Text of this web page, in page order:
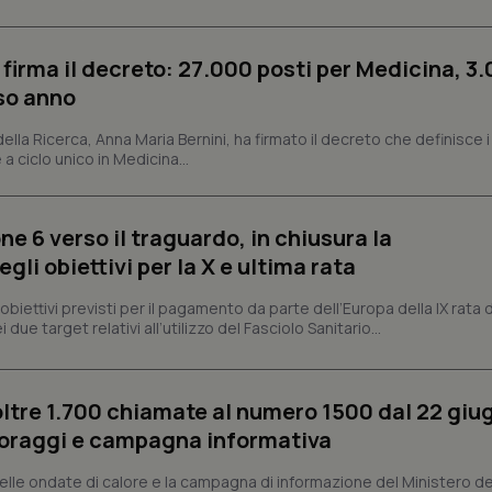
il decreto: 27.000 posti per Medicina,
anno
Ricerca, Anna Maria Bernini, ha firmato il decreto che definisce
ciclo unico in Medicina...
6 verso il traguardo, in chiusura la
obiettivi per la X e ultima rata
previsti per il pagamento da parte dell’Europa della IX rata
target relativi all’utilizzo del Fasciolo Sanitario...
1.700 chiamate al numero 1500 dal 22
e campagna informativa
ondate di calore e la campagna di informazione del Ministero
PHP.net
Sessione
Cookie generato da applicazioni
linguaggio PHP. Si tratta di un
utilizzato può essere specifico
Fornitore/
Dominio
Scadenza Descrizione
mese
lo stato della sessione.
Fornitore/Dominio Scadenza
Descrizione
Google LLC
5 mesi 4
Questo cookie è impostato da Youtube
nei siti; può anche determinare se il
.youtube.com
5 mesi 4
settimane
Questo cookie è impostato da Youtube
delle preferenze dell'utente per i video di
utilizzando la nuova o la vecchia versione